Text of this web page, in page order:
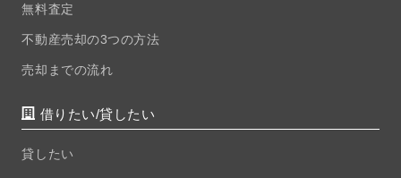
無料査定
不動産売却の3つの方法
売却までの流れ
借りたい/貸したい
貸したい